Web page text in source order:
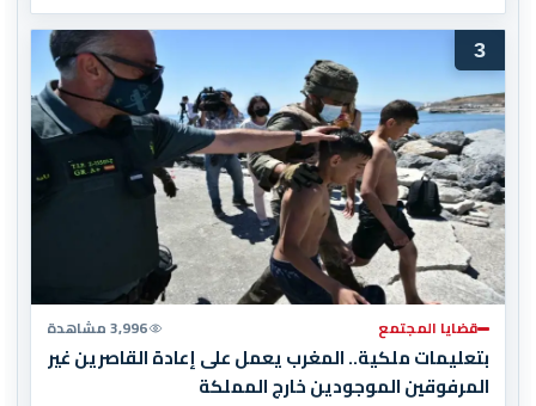
3
قضايا المجتمع 3,996 مشاهدة
بتعليمات ملكية.. المغرب يعمل على إعادة القاصرين غير
المرفوقين الموجودين خارج المملكة